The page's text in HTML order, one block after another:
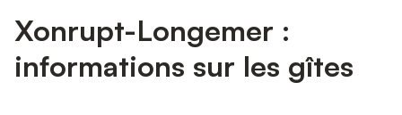
Xonrupt-Longemer :
informations sur les gîtes